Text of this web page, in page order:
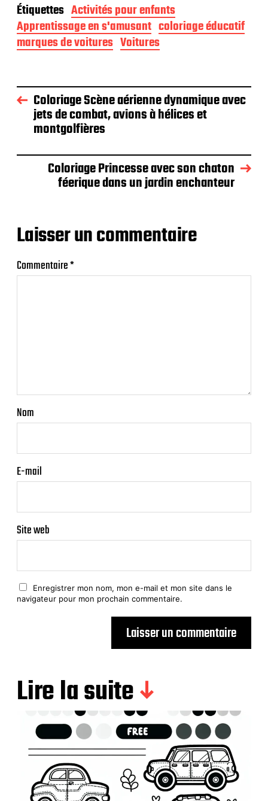
Étiquettes Activités pour enfants
Apprentissage en s'amusant coloriage éducatif
marques de voitures Voitures
Coloriage Scène aérienne dynamique avec
jets de combat, avions à hélices et
montgolfières
Coloriage Princesse avec son chaton
féerique dans un jardin enchanteur
Laisser un commentaire
Commentaire*
Nom
E-mail
Site web
Enregistrer mon nom, mon e-mail et mon site dans le
navigateur pour mon prochain commentaire.
Lire la suite